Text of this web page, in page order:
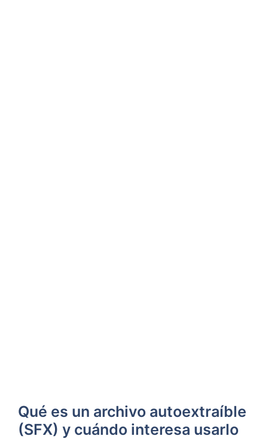
Qué es un archivo autoextraíble
(SFX) y cuándo interesa usarlo